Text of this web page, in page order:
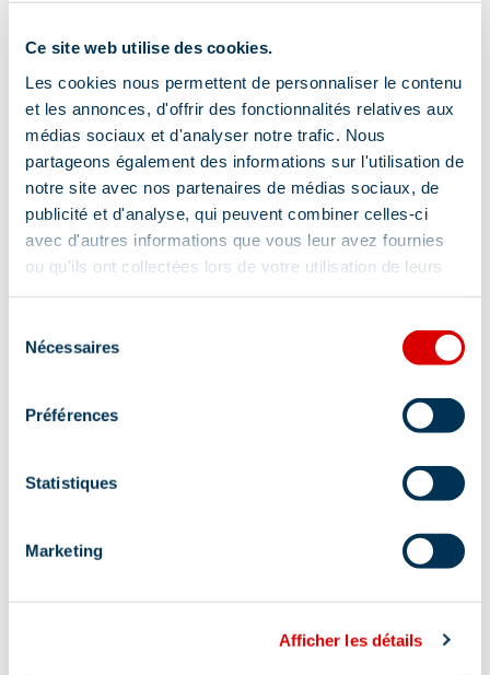
Ce site web utilise des cookies.
Les cookies nous permettent de personnaliser le contenu
et les annonces, d'offrir des fonctionnalités relatives aux
médias sociaux et d'analyser notre trafic. Nous
partageons également des informations sur l'utilisation de
notre site avec nos partenaires de médias sociaux, de
publicité et d'analyse, qui peuvent combiner celles-ci
avec d'autres informations que vous leur avez fournies
ou qu'ils ont collectées lors de votre utilisation de leurs
Nécessaires
Préférences
Statistiques
Marketing
Afficher les détails
Meer tonen
Lokalisatie